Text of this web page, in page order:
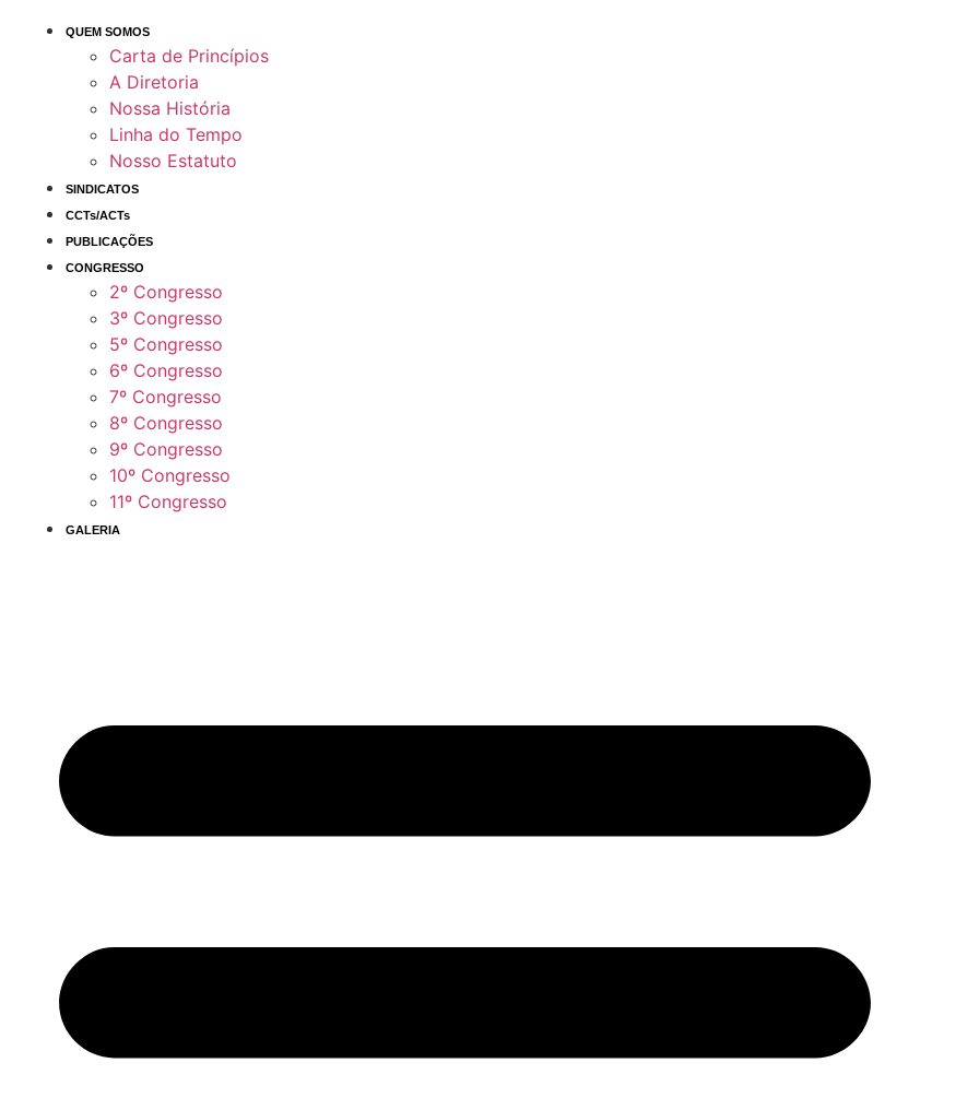
QUEM SOMOS
Carta de Princípios
A Diretoria
Nossa História
Linha do Tempo
Nosso Estatuto
SINDICATOS
CCTs/ACTs
PUBLICAÇÕES
CONGRESSO
2º Congresso
3º Congresso
5º Congresso
6º Congresso
7º Congresso
8º Congresso
9º Congresso
10º Congresso
11º Congresso
GALERIA